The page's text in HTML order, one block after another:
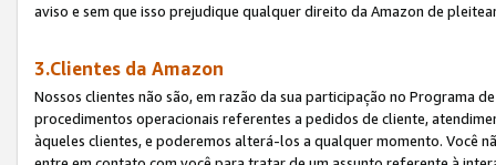
aviso e sem que isso prejudique qualquer direito da Amazon de
3.Clientes da Amazon
Nossos clientes não são, em razão da sua participação no Programa
procedimentos operacionais referentes a pedidos de cliente,
àqueles clientes, e poderemos alterá-los a qualquer momento. Você